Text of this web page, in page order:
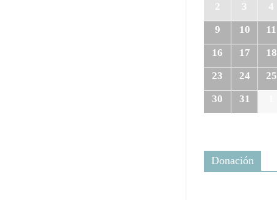
2
3 4
9
10 11
16
17 18
23
24 25
30
31
Donación